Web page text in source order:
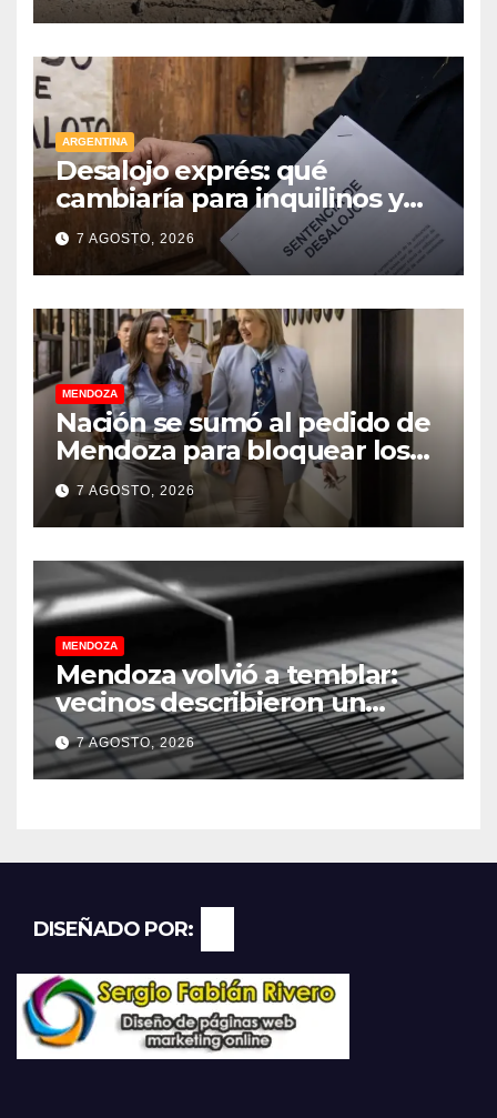
reembolsable
ARGENTINA
Desalojo exprés: qué
cambiaría para inquilinos y
dueños con el proyecto que
tuvo media sanción en la
Cámara alta
7 AGOSTO, 2026
MENDOZA
Nación se sumó al pedido de
Mendoza para bloquear los
celulares en las cárceles de la
provincia
7 AGOSTO, 2026
MENDOZA
Mendoza volvió a temblar:
vecinos describieron un
“sacudón” acompañado por
un fuerte estruendo
7 AGOSTO, 2026
DISEÑADO POR: